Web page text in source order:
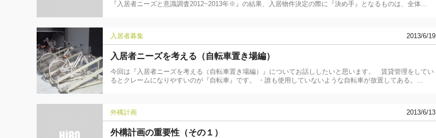
『入居者ニーズと意識調査2012~2013年※』の結果、入居物件決定の際に『決め手』となるものは、全体…
入居者募集 2013/6/19
入居者ニーズを考える（自転車置き場編）
今回は『入居者ニーズを考える（自転車置き場編）』についてお話ししたいと思います。 賃貸管理をしてい
るとクレームになりやすいのが『自転車』です。 ・誰も使用していないような自転車が放置してある。…
外構計画 2013/6/13
外構計画の重要性（その１）